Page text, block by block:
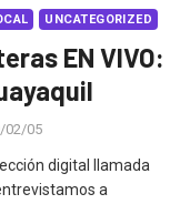
UNCATEGORIZED
EN VIVO:
02/05
digital llamada
a